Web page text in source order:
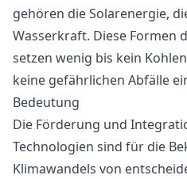
gehören die Solarenergie,
Wasserkraft. Diese Formen
setzen wenig bis kein
keine gefährlichen Abfälle
Bedeutung
Die Förderung und
Technologien sind für die
Klimawandels von